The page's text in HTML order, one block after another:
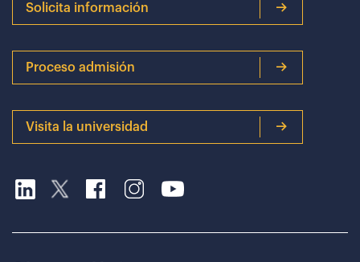
Solicita información
Proceso admisión
Visita la universidad